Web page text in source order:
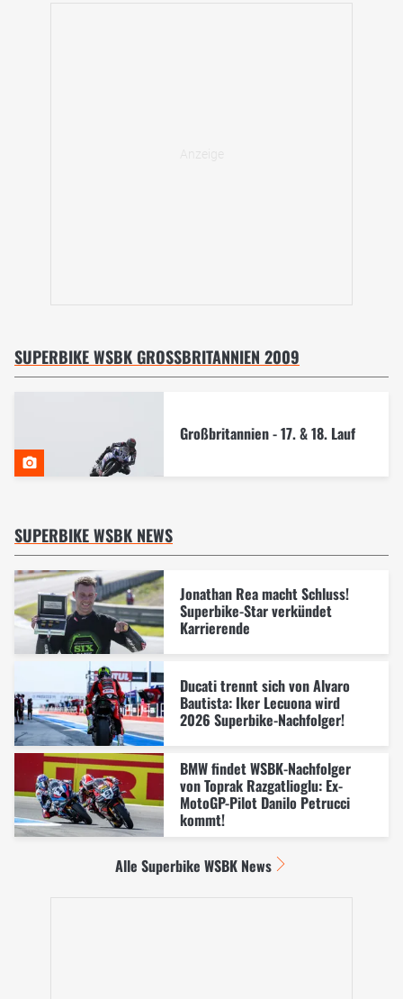
SUPERBIKE WSBK GROSSBRITANNIEN 2009
Großbritannien - 17. & 18. Lauf
SUPERBIKE WSBK NEWS
Jonathan Rea macht Schluss!
Superbike-Star verkündet
Karrierende
Ducati trennt sich von Alvaro
Bautista: Iker Lecuona wird
2026 Superbike-Nachfolger!
BMW findet WSBK-Nachfolger
von Toprak Razgatlioglu: Ex-
MotoGP-Pilot Danilo Petrucci
kommt!
Alle Superbike WSBK News